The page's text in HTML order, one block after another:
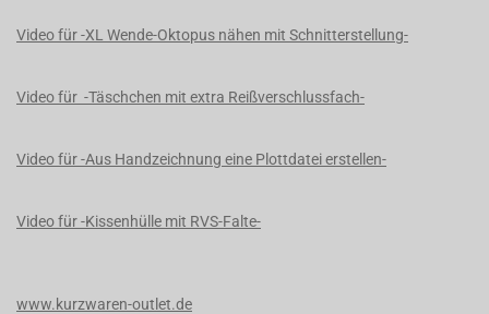
Video für -XL Wende-Oktopus nähen mit Schnitterstellung-
Video für -Täschchen mit extra Reißverschlussfach-
Video für -Aus Handzeichnung eine Plottdatei erstellen-
Video für -Kissenhülle mit RVS-Falte-
www.kurzwaren-outlet.de